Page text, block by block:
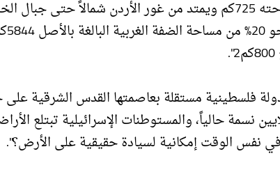
مستقلة بعاصمتها القدس الشرقية على
نسمة حالياً، والمستوطنات الإسرائيلية تبتلع
نفس الوقت إمكانية لسيادة حقيقية على الأرض؟".